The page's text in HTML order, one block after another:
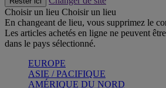
Choisir un lieu Choisir un lieu
En changeant de lieu, vous supprimez le
Les articles achetés en ligne ne peuvent
dans le pays sélectionné.
EUROPE
ASIE / PACIFIQUE
AMÉRIQUE DU NORD